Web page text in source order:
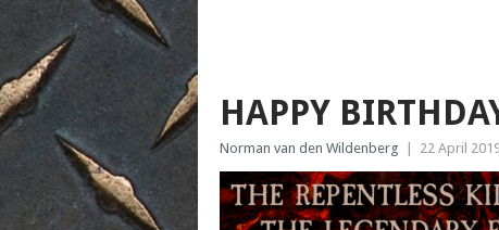
HAPPY
Norman van den Wildenberg 22 April